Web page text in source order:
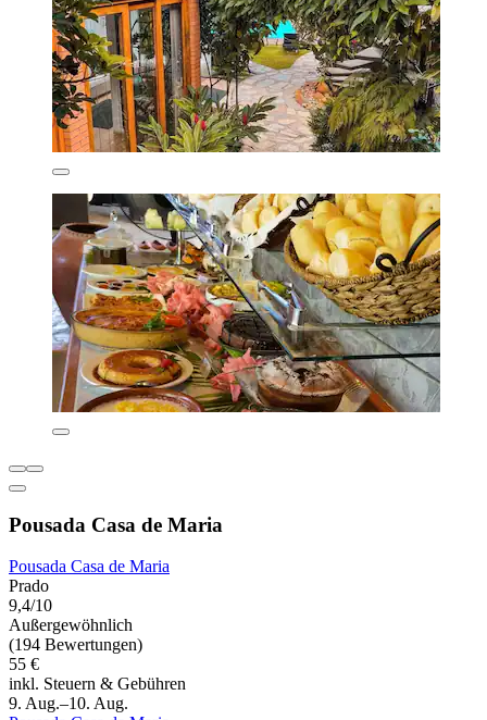
Pousada Casa de Maria
Pousada Casa de Maria
Prado
9,4/10
Außergewöhnlich
(194 Bewertungen)
55 €
inkl. Steuern & Gebühren
9. Aug.–10. Aug.